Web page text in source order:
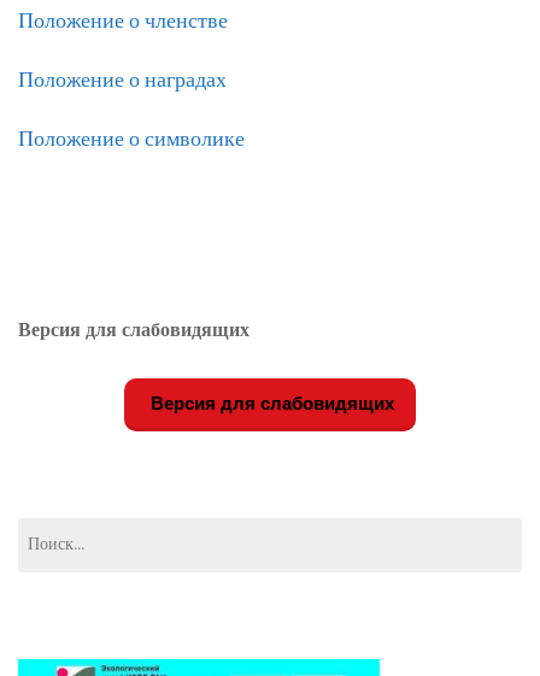
ЛИТЕРАТУРА
ГРУППА ВКОНТАКТЕ
ПОЛЕЗНЫЕ САЙТЫ
ДОКУМЕНТЫ
Положение о членстве
Положение о наградах
Положение о символике
Версия для слабовидящих
Версия для слабовидящих